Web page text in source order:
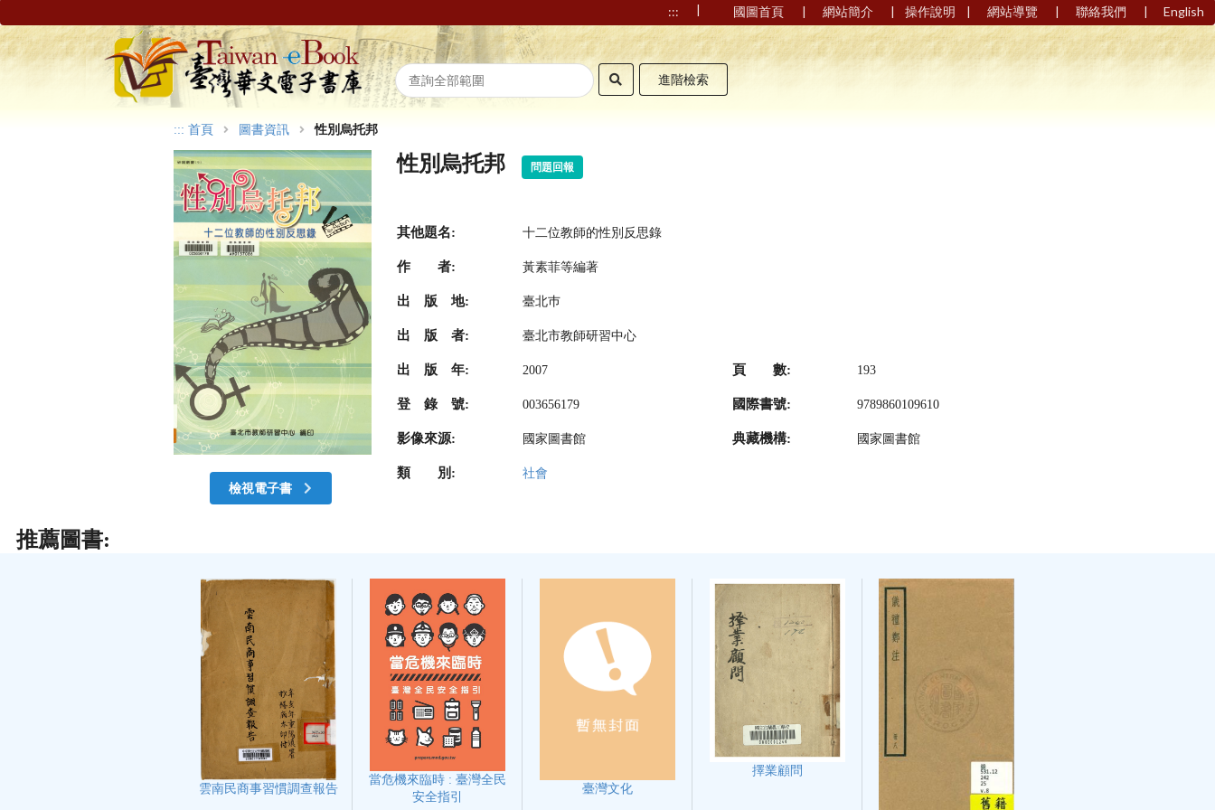
::: | 國圖首頁 | 網站簡介 | 操作說明 | 網站導覽 | 聯絡我們 | English
進階檢索
::: 首頁 圖書資訊 性別烏托邦
檢視電子書
性別烏托邦 問題回報
其他題名: 十二位教師的性別反思錄
作 者: 黃素菲等編著
出 版 地: 臺北巿
出 版 者: 臺北市教師研習中心
出 版 年: 2007 頁 數: 193
登 錄 號: 003656179 國際書號: 9789860109610
影像來源: 國家圖書館 典藏機構: 國家圖書館
類 別: 社會
推薦圖書:
雲南民商事習慣調查報告
當危機來臨時 : 臺灣全民
安全指引
臺灣文化
擇業顧問